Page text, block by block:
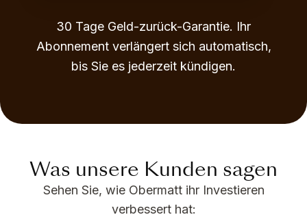
30 Tage Geld-zurück-Garantie. Ihr
Abonnement verlängert sich automatisch,
bis Sie es jederzeit kündigen.
Was unsere Kunden sagen
Sehen Sie, wie Obermatt ihr Investieren
verbessert hat: